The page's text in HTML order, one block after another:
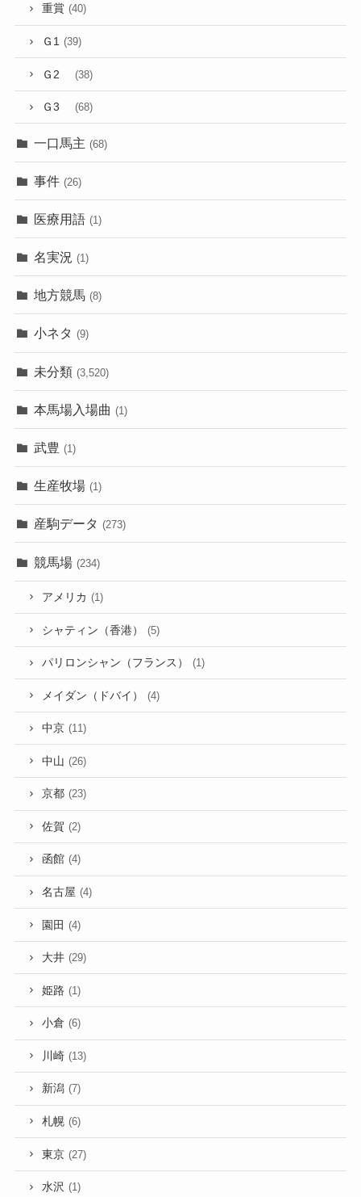
重賞 (40)
Ｇ1 (39)
Ｇ2 (38)
Ｇ3 (68)
一口馬主 (68)
事件 (26)
医療用語 (1)
名実況 (1)
地方競馬 (8)
小ネタ (9)
未分類 (3,520)
本馬場入場曲 (1)
武豊 (1)
生産牧場 (1)
産駒データ (273)
競馬場 (234)
アメリカ (1)
シャティン（香港） (5)
パリロンシャン（フランス） (1)
メイダン（ドバイ） (4)
中京 (11)
中山 (26)
京都 (23)
佐賀 (2)
函館 (4)
名古屋 (4)
園田 (4)
大井 (29)
姫路 (1)
小倉 (6)
川崎 (13)
新潟 (7)
札幌 (6)
東京 (27)
水沢 (1)